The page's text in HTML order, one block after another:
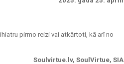
pirmo reizi vai atkārtoti, kā arī no
Soulvirtue.lv, SoulVirtue, SIA